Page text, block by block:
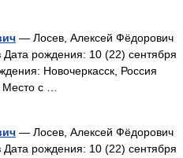
— Лосев, Алексей Фёдорович
рождения: 10 (22) сентября
Новочеркасск, Россия
с …
— Лосев, Алексей Фёдорович
рождения: 10 (22) сентября